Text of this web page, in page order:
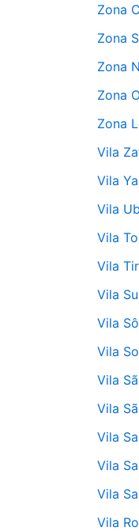
Zona
Zona
Zona
Zona
Zona
Vila
Vila
Vila
Vila
Vila
Vila
Vila
Vila
Vila
Vila
Vila
Vila
Vila
Vila